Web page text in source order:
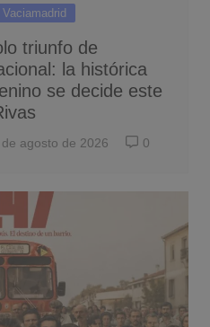
triunfo de
la histórica
se decide este
de agosto de 2026 0